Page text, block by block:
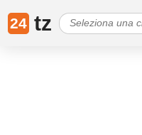
24 tz